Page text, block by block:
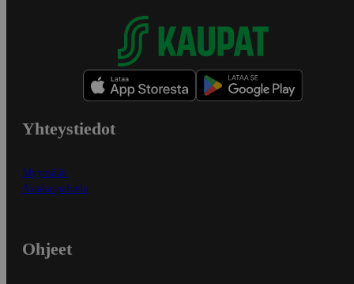
Yhteystiedot
Myymälät
Asiakaspalvelu
Ohjeet